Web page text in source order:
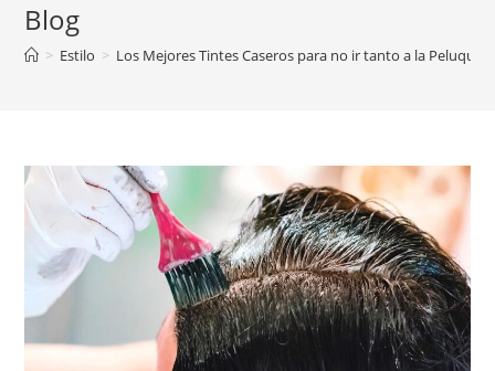
Blog
> Estilo > Los Mejores Tintes Caseros para no ir tanto a la